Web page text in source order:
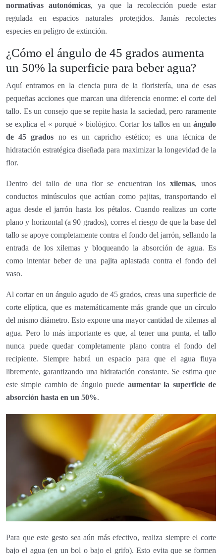
normativas autonómicas, ya que la recolección puede estar
regulada en espacios naturales protegidos. Jamás recolectes
especies en peligro de extinción.
¿Cómo el ángulo de 45 grados aumenta
un 50% la superficie para beber agua?
Aquí entramos en la ciencia pura de la floristería, una de esas
pequeñas acciones que marcan una diferencia enorme: el corte del
tallo. Es un consejo que se repite hasta la saciedad, pero raramente
se explica el « porqué » biológico. Cortar los tallos en un ángulo
de 45 grados no es un capricho estético; es una técnica de
hidratación estratégica diseñada para maximizar la longevidad de la
flor.
Dentro del tallo de una flor se encuentran los xilemas, unos
conductos minúsculos que actúan como pajitas, transportando el
agua desde el jarrón hasta los pétalos. Cuando realizas un corte
plano y horizontal (a 90 grados), corres el riesgo de que la base del
tallo se apoye completamente contra el fondo del jarrón, sellando la
entrada de los xilemas y bloqueando la absorción de agua. Es
como intentar beber de una pajita aplastada contra el fondo del
vaso.
Al cortar en un ángulo agudo de 45 grados, creas una superficie de
corte elíptica, que es matemáticamente más grande que un círculo
del mismo diámetro. Esto expone una mayor cantidad de xilemas al
agua. Pero lo más importante es que, al tener una punta, el tallo
nunca puede quedar completamente plano contra el fondo del
recipiente. Siempre habrá un espacio para que el agua fluya
libremente, garantizando una hidratación constante. Se estima que
este simple cambio de ángulo puede aumentar la superficie de
absorción hasta en un 50%.
Para que este gesto sea aún más efectivo, realiza siempre el corte
bajo el agua (en un bol o bajo el grifo). Esto evita que se formen